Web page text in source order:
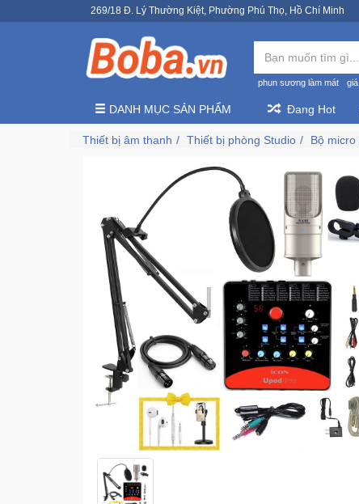
269/18 Đ. Lý Thường Kiệt, Phường Phú Thọ, Hồ Chí Minh
phun sương làm mát
DANH MỤC SẢN PHẨM Đang Hot
Thiết bị âm thanh Thiết bị phòng Studio Bộ